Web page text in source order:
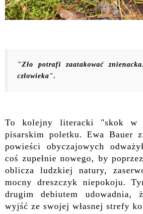
"Zło potrafi zaatakować
człowieka".
To kolejny literacki "skok w
pisarskim poletku. Ewa Bauer
powieści obyczajowych
coś zupełnie nowego, by
oblicza ludzkiej natury,
mocny dreszczyk niepokoju.
drugim debiutem udowadnia,
wyjść ze swojej własnej strefy